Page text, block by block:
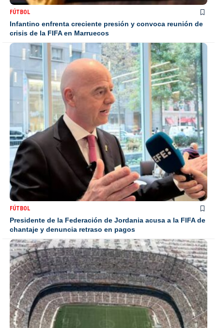
FÚTBOL
Infantino enfrenta creciente presión y convoca reunión de
crisis de la FIFA en Marruecos
FÚTBOL
Presidente de la Federación de Jordania acusa a la FIFA de
chantaje y denuncia retraso en pagos